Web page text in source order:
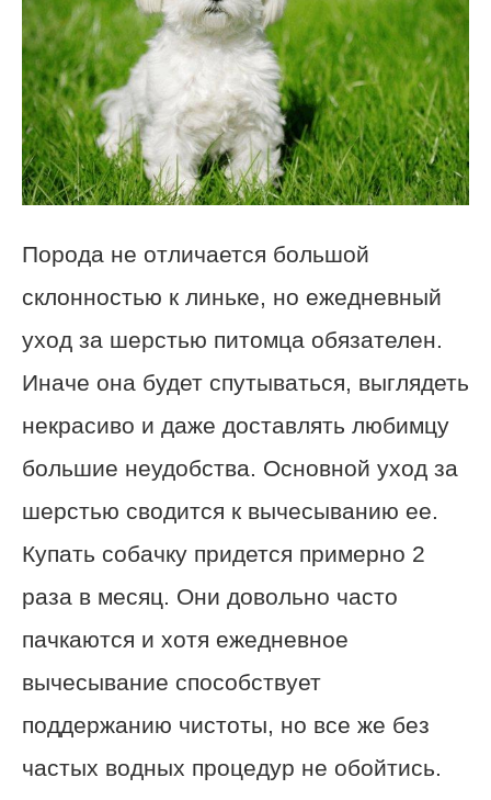
Порода не отличается большой
склонностью к линьке, но ежедневный
уход за шерстью питомца обязателен.
Иначе она будет спутываться, выглядеть
некрасиво и даже доставлять любимцу
большие неудобства. Основной уход за
шерстью сводится к вычесыванию ее.
Купать собачку придется примерно 2
раза в месяц. Они довольно часто
пачкаются и хотя ежедневное
вычесывание способствует
поддержанию чистоты, но все же без
частых водных процедур не обойтись.